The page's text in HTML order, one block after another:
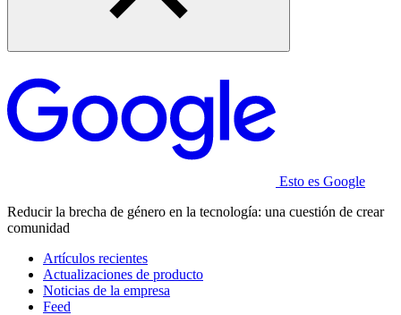
Esto es Google
Reducir la brecha de género en la tecnología: una cuestión de crear
comunidad
Artículos recientes
Actualizaciones de producto
Noticias de la empresa
Feed